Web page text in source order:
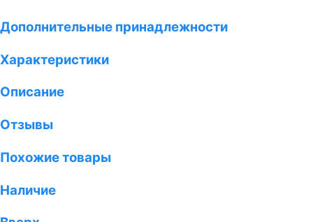
Дополнительные принадлежности
Характеристики
Описание
Отзывы
Похожие товары
Наличие